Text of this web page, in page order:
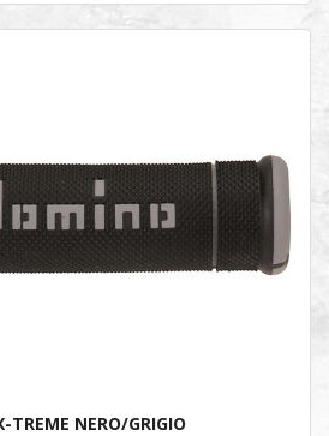
NERO/GRIGIO